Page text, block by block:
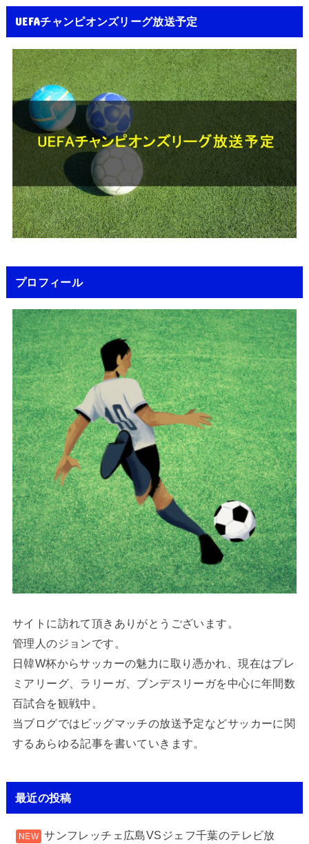
UEFAチャンピオンズリーグ放送予定
プロフィール
サイトに訪れて頂きありがとうございます。
管理人のジョンです。
日韓W杯からサッカーの魅力に取り憑かれ、現在はプレ
ミアリーグ、ラリーガ、ブンデスリーガを中心に年間数
百試合を観戦中。
当ブログではビッグマッチの放送予定などサッカーに関
するあらゆる記事を書いていきます。
最近の投稿
サンフレッチェ広島VSジェフ千葉のテレビ放